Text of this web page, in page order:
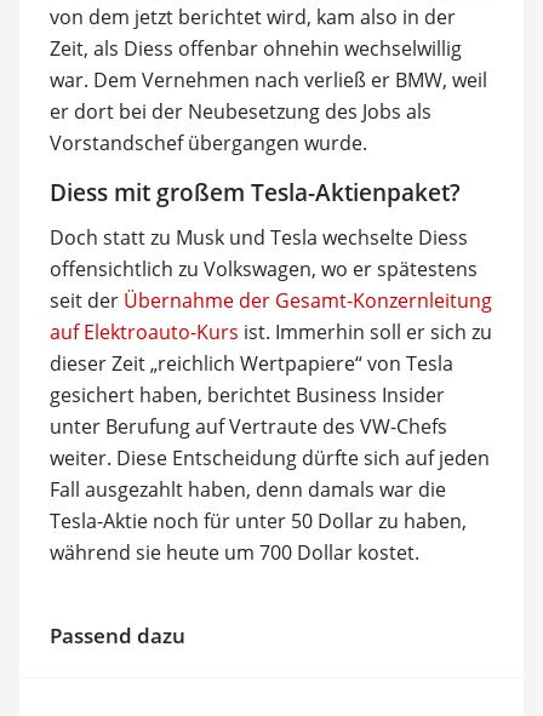
von dem jetzt berichtet wird, kam also in der
Zeit, als Diess offenbar ohnehin wechselwillig
war. Dem Vernehmen nach verließ er BMW, weil
er dort bei der Neubesetzung des Jobs als
Vorstandschef übergangen wurde.
Diess mit großem Tesla-Aktienpaket?
Doch statt zu Musk und Tesla wechselte Diess
offensichtlich zu Volkswagen, wo er spätestens
seit der Übernahme der Gesamt-Konzernleitung
auf Elektroauto-Kurs ist. Immerhin soll er sich zu
dieser Zeit „reichlich Wertpapiere“ von Tesla
gesichert haben, berichtet Business Insider
unter Berufung auf Vertraute des VW-Chefs
weiter. Diese Entscheidung dürfte sich auf jeden
Fall ausgezahlt haben, denn damals war die
Tesla-Aktie noch für unter 50 Dollar zu haben,
während sie heute um 700 Dollar kostet.
Passend dazu